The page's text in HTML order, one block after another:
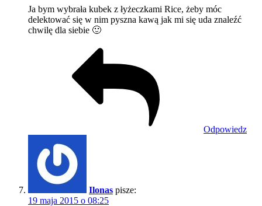
Ja bym wybrała kubek z łyżeczkami Rice, żeby móc
delektować się w nim pyszna kawą jak mi się uda znaleźć
chwilę dla siebie 🙂
Odpowiedz
Ilonas pisze:
19 maja 2015 o 08:25